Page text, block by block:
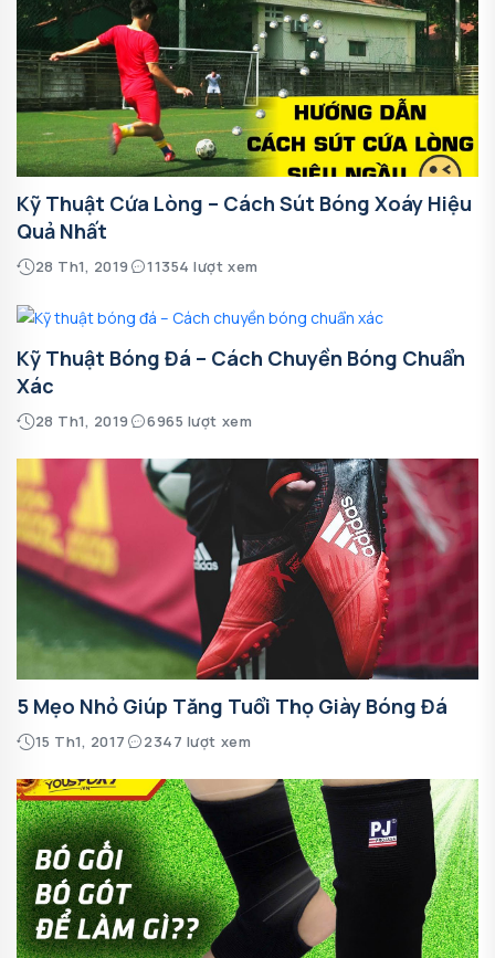
Kỹ Thuật Cứa Lòng – Cách Sút Bóng Xoáy Hiệu
Quả Nhất
28 Th1, 2019 11354 lượt xem
Kỹ Thuật Bóng Đá – Cách Chuyền Bóng Chuẩn
Xác
28 Th1, 2019 6965 lượt xem
5 Mẹo Nhỏ Giúp Tăng Tuổi Thọ Giày Bóng Đá
15 Th1, 2017 2347 lượt xem